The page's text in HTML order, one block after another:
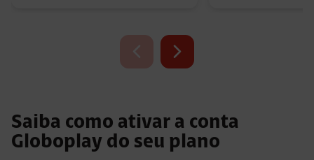
Saiba como ativar a conta
Globoplay do seu plano